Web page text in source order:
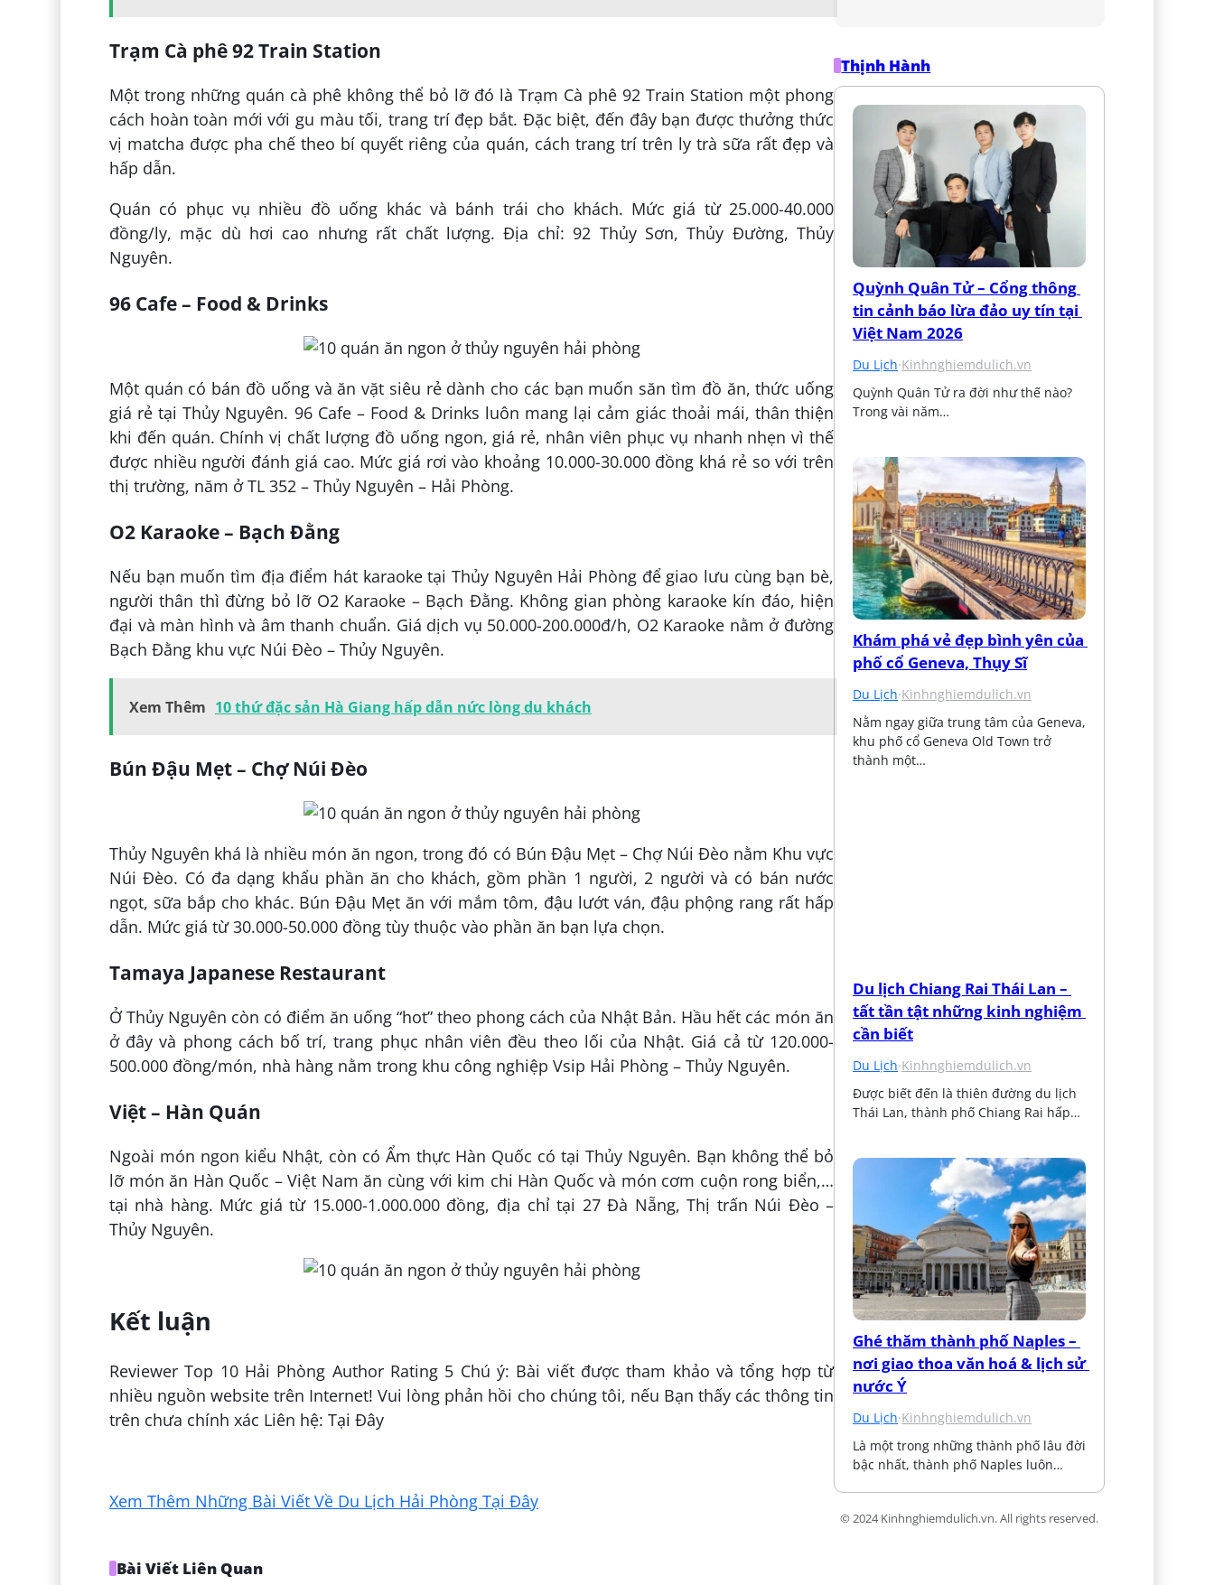
Trạm Cà phê 92 Train Station
Một trong những quán cà phê không thể bỏ lỡ đó là Trạm Cà phê 92 Train Station một phong
cách hoàn toàn mới với gu màu tối, trang trí đẹp bắt. Đặc biệt, đến đây bạn được thưởng thức
vị matcha được pha chế theo bí quyết riêng của quán, cách trang trí trên ly trà sữa rất đẹp và
hấp dẫn.
Quán có phục vụ nhiều đồ uống khác và bánh trái cho khách. Mức giá từ 25.000-40.000
đồng/ly, mặc dù hơi cao nhưng rất chất lượng. Địa chỉ: 92 Thủy Sơn, Thủy Đường, Thủy
Nguyên.
96 Cafe – Food & Drinks
Một quán có bán đồ uống và ăn vặt siêu rẻ dành cho các bạn muốn săn tìm đồ ăn, thức uống
giá rẻ tại Thủy Nguyên. 96 Cafe – Food & Drinks luôn mang lại cảm giác thoải mái, thân thiện
khi đến quán. Chính vị chất lượng đồ uống ngon, giá rẻ, nhân viên phục vụ nhanh nhẹn vì thế
được nhiều người đánh giá cao. Mức giá rơi vào khoảng 10.000-30.000 đồng khá rẻ so với trên
thị trường, năm ở TL 352 – Thủy Nguyên – Hải Phòng.
O2 Karaoke – Bạch Đằng
Nếu bạn muốn tìm địa điểm hát karaoke tại Thủy Nguyên Hải Phòng để giao lưu cùng bạn bè,
người thân thì đừng bỏ lỡ O2 Karaoke – Bạch Đằng. Không gian phòng karaoke kín đáo, hiện
đại và màn hình và âm thanh chuẩn. Giá dịch vụ 50.000-200.000đ/h, O2 Karaoke nằm ở đường
Bạch Đằng khu vực Núi Đèo – Thủy Nguyên.
Xem Thêm 10 thứ đặc sản Hà Giang hấp dẫn nức lòng du khách
Bún Đậu Mẹt – Chợ Núi Đèo
Thủy Nguyên khá là nhiều món ăn ngon, trong đó có Bún Đậu Mẹt – Chợ Núi Đèo nằm Khu vực
Núi Đèo. Có đa dạng khẩu phần ăn cho khách, gồm phần 1 người, 2 người và có bán nước
ngọt, sữa bắp cho khác. Bún Đậu Mẹt ăn với mắm tôm, đậu lướt ván, đậu phộng rang rất hấp
dẫn. Mức giá từ 30.000-50.000 đồng tùy thuộc vào phần ăn bạn lựa chọn.
Tamaya Japanese Restaurant
Ở Thủy Nguyên còn có điểm ăn uống “hot” theo phong cách của Nhật Bản. Hầu hết các món ăn
ở đây và phong cách bố trí, trang phục nhân viên đều theo lối của Nhật. Giá cả từ 120.000-
500.000 đồng/món, nhà hàng nằm trong khu công nghiệp Vsip Hải Phòng – Thủy Nguyên.
Việt – Hàn Quán
Ngoài món ngon kiểu Nhật, còn có Ẩm thực Hàn Quốc có tại Thủy Nguyên. Bạn không thể bỏ
lỡ món ăn Hàn Quốc – Việt Nam ăn cùng với kim chi Hàn Quốc và món cơm cuộn rong biển,…
tại nhà hàng. Mức giá từ 15.000-1.000.000 đồng, địa chỉ tại 27 Đà Nẵng, Thị trấn Núi Đèo –
Thủy Nguyên.
Kết luận
Reviewer Top 10 Hải Phòng Author Rating 5 Chú ý: Bài viết được tham khảo và tổng hợp từ
nhiều nguồn website trên Internet! Vui lòng phản hồi cho chúng tôi, nếu Bạn thấy các thông tin
trên chưa chính xác Liên hệ: Tại Đây
Xem Thêm Những Bài Viết Về Du Lịch Hải Phòng Tại Đây
Bài Viết Liên Quan
Thịnh Hành
Quỳnh Quân Tử – Cổng thông
tin cảnh báo lừa đảo uy tín tại
Việt Nam 2026
Du Lịch·Kinhnghiemdulich.vn
Quỳnh Quân Tử ra đời như thế nào?
Trong vài năm…
Khám phá vẻ đẹp bình yên của
phố cổ Geneva, Thụy Sĩ
Du Lịch·Kinhnghiemdulich.vn
Nằm ngay giữa trung tâm của Geneva,
khu phố cổ Geneva Old Town trở
thành một…
Du lịch Chiang Rai Thái Lan –
tất tần tật những kinh nghiệm
cần biết
Du Lịch·Kinhnghiemdulich.vn
Được biết đến là thiên đường du lịch
Thái Lan, thành phố Chiang Rai hấp…
Ghé thăm thành phố Naples –
nơi giao thoa văn hoá & lịch sử
nước Ý
Du Lịch·Kinhnghiemdulich.vn
Là một trong những thành phố lâu đời
bậc nhất, thành phố Naples luôn…
© 2024 Kinhnghiemdulich.vn. All rights reserved.